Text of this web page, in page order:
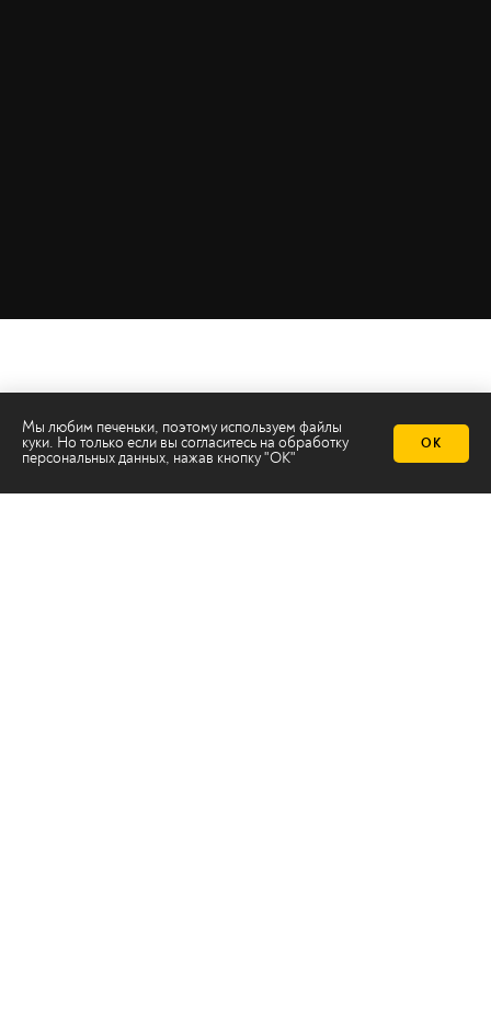
Мы любим печеньки, поэтому используем файлы
куки. Но только если вы согласитесь на обработку
персональных данных, нажав кнопку "ОК"
ОК